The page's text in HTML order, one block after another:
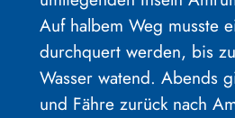
Auf halbem Weg musste
durchquert werden, bis
Wasser watend. Abends
und Fähre zurück nach